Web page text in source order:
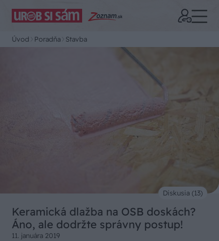
Úvod Poradňa Stavba
Keramická dlažba na OSB doskách?
Áno, ale dodržte správny postup!
11. januára 2019
Diskusia (13)